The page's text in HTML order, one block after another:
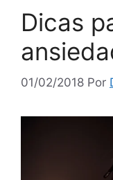
Dicas
01/02/2018 Por